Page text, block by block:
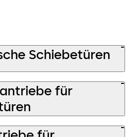
Schiebetüren
für